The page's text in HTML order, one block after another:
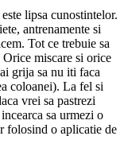
lipsa cunostintelor.
antrenamente si
Tot ce trebuie sa
miscare si orice
grija sa nu iti faca
coloanei). La fel si
vrei sa pastrezi
sa urmezi o
folosind o aplicatie de